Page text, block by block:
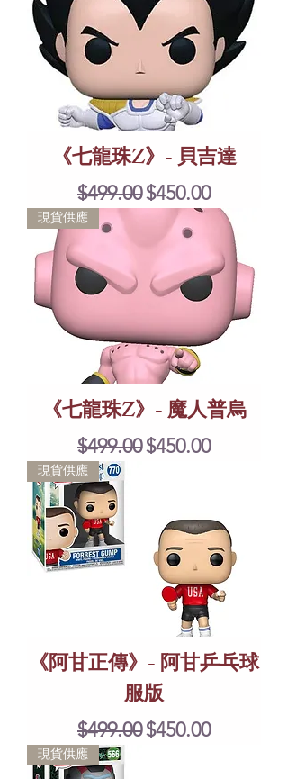
《七龍珠Z》- 貝吉達
Regular Price
$499.00Sale Price
$450.00
現貨供應
《七龍珠Z》- 魔人普烏
Regular Price
$499.00Sale Price
$450.00
現貨供應
《阿甘正傳》- 阿甘乒乓球
服版
Regular Price
$499.00Sale Price
$450.00
現貨供應